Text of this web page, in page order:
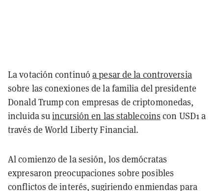
La votación continuóa pesar de la controversia
sobre las conexiones de la familia del presidente
Donald Trump con empresas de criptomonedas,
incluida suincursión en las stablecoins con USD1 a
través de World Liberty Financial.
Al comienzo de la sesión, los demócratas
expresaron preocupaciones sobre posibles
conflictos de interés, sugiriendo enmiendas para